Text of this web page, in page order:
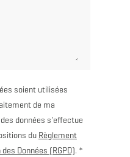
soient utilisées
de ma
données s'effectue
du Règlement
Données (RGPD). *